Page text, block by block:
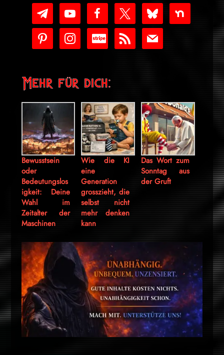
telegram
youtube-
play
facebook bluesky nextdoor
pinterest instagramcc-
stripe
rss mail
Mehr für dich:
Bewusstsein
oder
Bedeutungslos
igkeit: Deine
Wahl im
Zeitalter der
Maschinen
Wie die KI
eine
Generation
grosszieht, die
selbst nicht
mehr denken
kann
Das Wort zum
Sonntag aus
der Gruft